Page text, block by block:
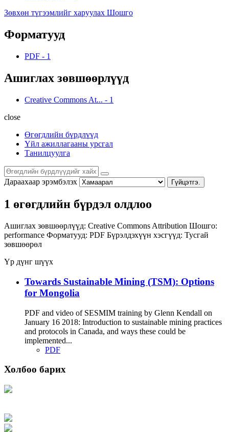
Зөвхөн түгээмлийг харуулах Шошго
Форматууд
PDF - 1
Ашиглах зөвшөөрлүүд
Creative Commons At... - 1
close
Өгөгдлийн бүрдлүүд
Үйл ажиллагааны урсгал
Танилцуулга
Дараахаар эрэмбэлэх Гүйцэтгэ.
1 өгөгдлийн бүрдэл олдлоо
Ашиглах зөвшөөрлүүд: Creative Commons Attribution Шошго:
performance Форматууд: PDF Бүрэлдэхүүн хэсгүүд: Тусгай
зөвшөөрөл
Үр дүнг шүүх
Towards Sustainable Mining (TSM): Options
for Mongolia
PDF and video of SESMIM training by Glenn Kendall on
January 16 2018: Introduction to sustainable mining practices
and protocols in Canada, and ways these could be
implemented...
PDF
Холбоо барих